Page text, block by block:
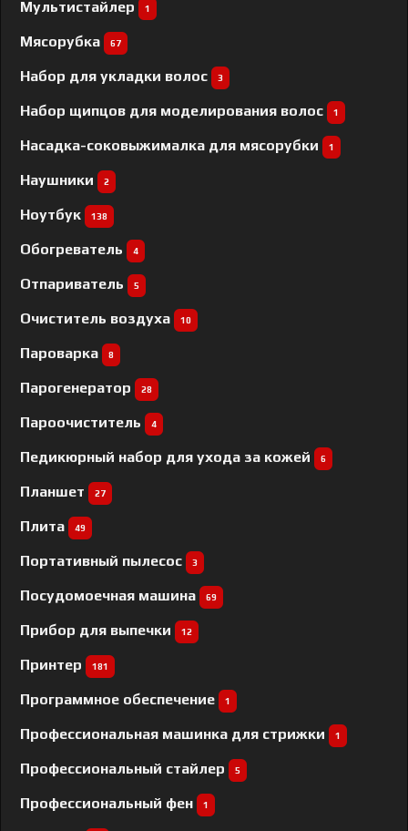
Мультистайлер 1
Мясорубка 67
Набор для укладки волос 3
Набор щипцов для моделирования волос 1
Насадка-соковыжималка для мясорубки 1
Наушники 2
Ноутбук 138
Обогреватель 4
Отпариватель 5
Очиститель воздуха 10
Пароварка 8
Парогенератор 28
Пароочиститель 4
Педикюрный набор для ухода за кожей 6
Планшет 27
Плита 49
Портативный пылесос 3
Посудомоечная машина 69
Прибор для выпечки 12
Принтер 181
Программное обеспечение 1
Профессиональная машинка для стрижки 1
Профессиональный cтайлер 5
Профессиональный фен 1